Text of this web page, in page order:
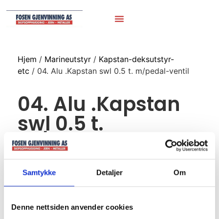
Samtykke Detaljer Om
Denne nettsiden anvender cookies
Hjem / Marineutstyr/ Kapstan-deksutstyr-
etc / 04. Alu .Kapstan swl 0.5 t. m/pedal-ventil
04. Alu .Kapstan
swl 0.5 t.
m/pedal-ventil